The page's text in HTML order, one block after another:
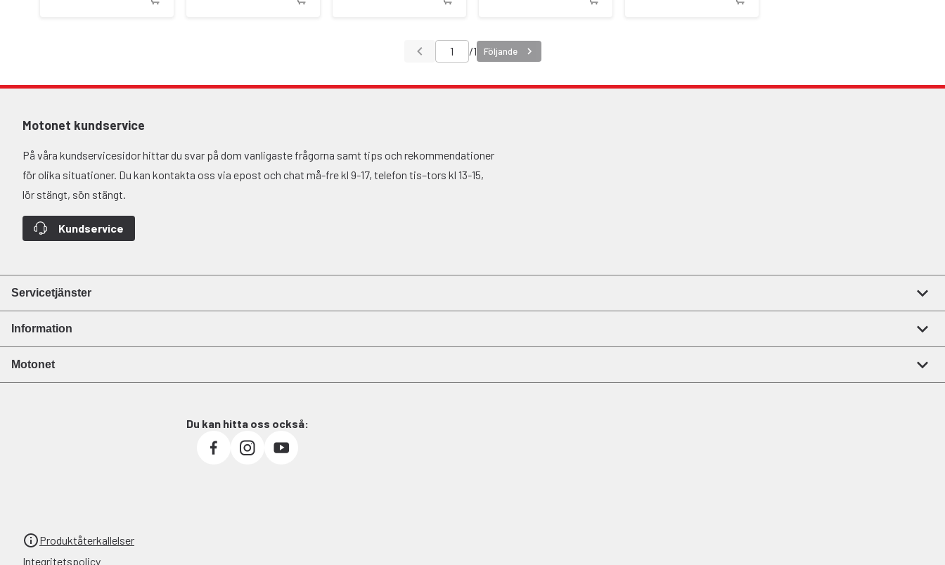
/1 Följande
Motonet kundservice
På våra kundservicesidor hittar du svar på dom vanligaste frågorna samt tips och rekommendationer
för olika situationer. Du kan kontakta oss via epost och chat må-fre kl 9-17, telefon tis–tors kl 13-15,
lör stängt, sön stängt.
Kundservice
Servicetjänster
Information
Motonet
Du kan hitta oss också:
Produktåterkallelser
Integritetspolicy